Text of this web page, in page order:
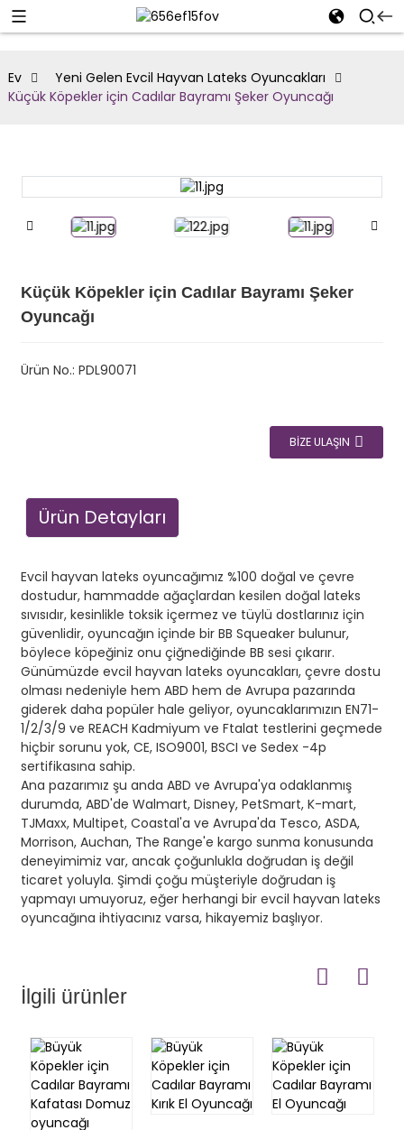
Ev
Yeni Gelen Evcil Hayvan Lateks Oyuncakları
Küçük Köpekler için Cadılar Bayramı Şeker Oyuncağı
Küçük Köpekler için Cadılar Bayramı Şeker
Oyuncağı
Ürün No.: PDL90071
BIZE ULAŞIN
Ürün Detayları
Evcil hayvan lateks oyuncağımız %100 doğal ve çevre
dostudur, hammadde ağaçlardan kesilen doğal lateks
sıvısıdır, kesinlikle toksik içermez ve tüylü dostlarınız için
güvenlidir, oyuncağın içinde bir BB Squeaker bulunur,
böylece köpeğiniz onu çiğnediğinde BB sesi çıkarır.
Günümüzde evcil hayvan lateks oyuncakları, çevre dostu
olması nedeniyle hem ABD hem de Avrupa pazarında
giderek daha popüler hale geliyor, oyuncaklarımızın EN71-
1/2/3/9 ve REACH Kadmiyum ve Ftalat testlerini geçmede
hiçbir sorunu yok, CE, ISO9001, BSCI ve Sedex -4p
sertifikasına sahip.
Ana pazarımız şu anda ABD ve Avrupa'ya odaklanmış
durumda, ABD'de Walmart, Disney, PetSmart, K-mart,
TJMaxx, Multipet, Coastal'a ve Avrupa'da Tesco, ASDA,
Morrison, Auchan, The Range'e kargo sunma konusunda
deneyimimiz var, ancak çoğunlukla doğrudan iş değil
ticaret yoluyla. Şimdi çoğu müşteriyle doğrudan iş
yapmayı umuyoruz, eğer herhangi bir evcil hayvan lateks
oyuncağına ihtiyacınız varsa, hikayemiz başlıyor.
İlgili ürünler